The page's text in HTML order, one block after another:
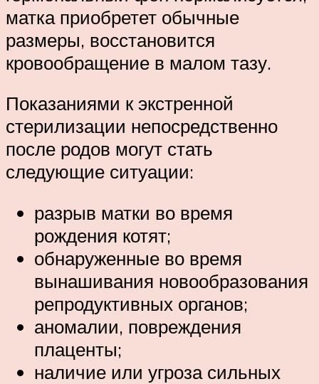
матка приобретет обычные
размеры, восстановится
кровообращение в малом тазу.
Показаниями к экстренной
стерилизации непосредственно
после родов могут стать
следующие ситуации:
разрыв матки во время
рождения котят;
обнаруженные во время
вынашивания новообразования
репродуктивных органов;
аномалии, повреждения
плаценты;
наличие или угроза сильных